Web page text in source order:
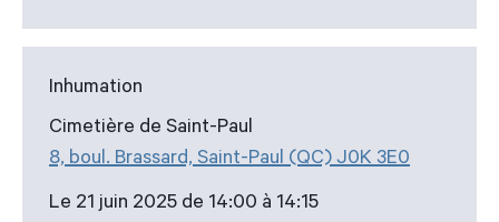
Inhumation
Cimetière de Saint-Paul
8, boul. Brassard, Saint-Paul (QC) J0K 3E0
Le 21 juin 2025 de 14:00 à 14:15